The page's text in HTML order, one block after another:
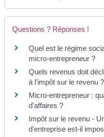
Questions ? Réponses !
Quel est le régime
micro-entrepreneur ?
Quels revenus doit
à l'impôt sur le revenu ?
Micro-entrepreneur :
d'affaires ?
Impôt sur le revenu -
d'entreprise est-il